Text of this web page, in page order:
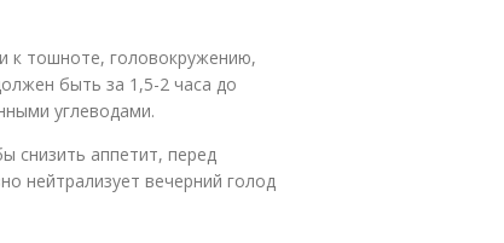
к тошноте, головокружению,
быть за 1,5-2 часа до
углеводами.
снизить аппетит, перед
нейтрализует вечерний голод